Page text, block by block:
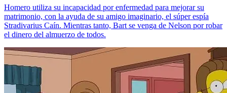
Homero utiliza su incapacidad por enfermedad para mejorar su
matrimonio, con la ayuda de su amigo imaginario, el súper espía
Stradivarius Caín. Mientras tanto, Bart se venga de Nelson por robar
el dinero del almuerzo de todos.